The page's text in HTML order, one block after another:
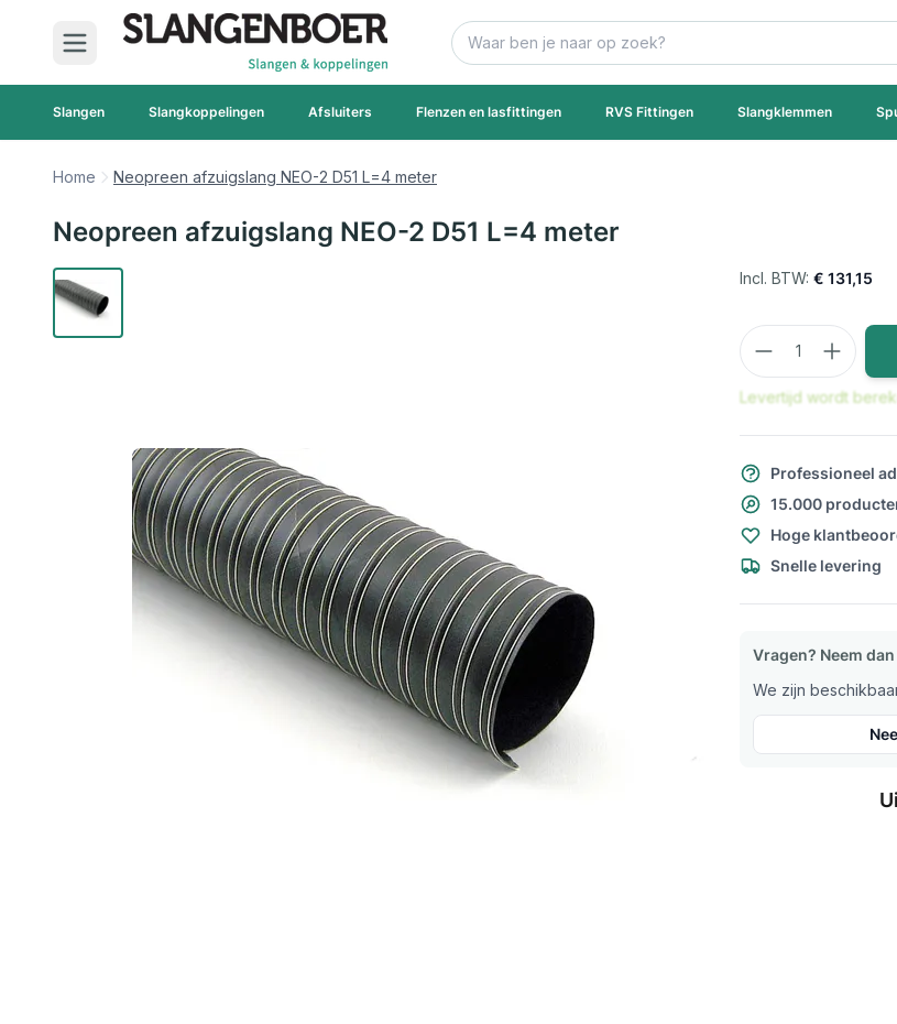
Ga naar de inhoud
Zoek
Slangen Slangkoppelingen Afsluiters Flenzen en lasfittingen RVS Fittingen Slangklemmen
Home Neopreen afzuigslang NEO-2 D51 L=4 meter
Neopreen afzuigslang NEO-2 D51 L=4 meter
€ 131,15
Aantal
Levertijd wordt
Professioneel
15.000
Hoge
Snelle levering
Vragen? Neem
We zijn